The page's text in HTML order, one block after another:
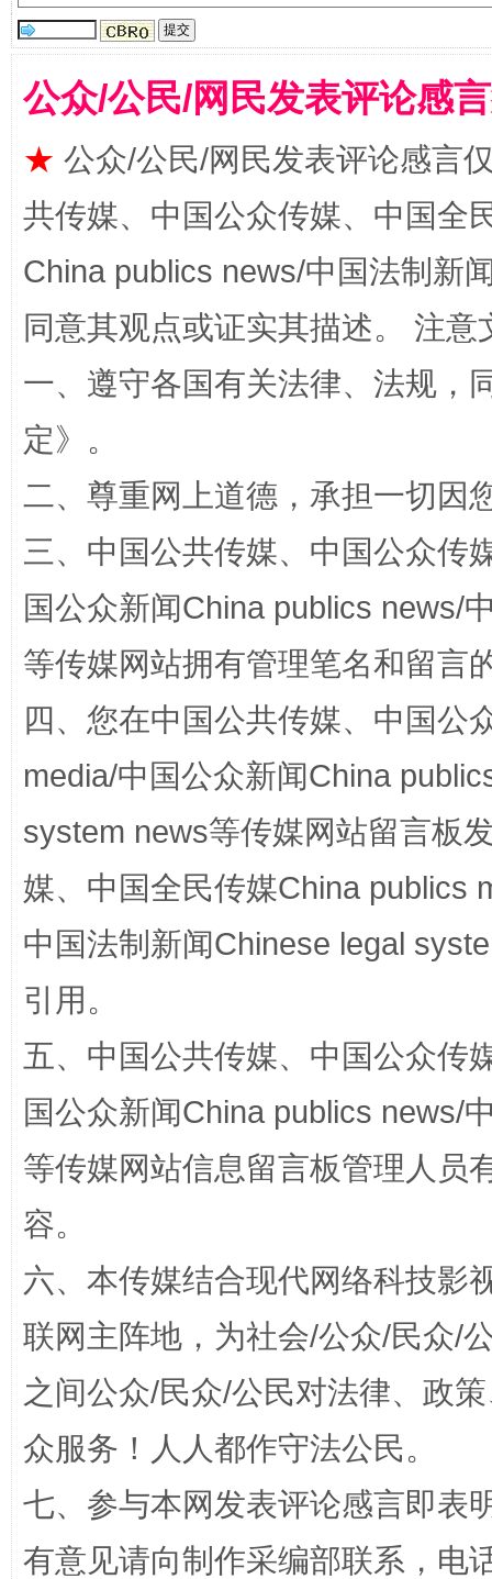
规模
国家大学科技园优化重塑工作
扯下公款旅游的“隐身衣” 如何以
“蜀中异人”王建安的艺术幻境
公众/公民/网民发表评论感
★ 公众/公民/网民发表评论感言
共传媒、中国公众传媒、中国全
China publics news/中国法制新
同意其观点或证实其描述。 注
一、遵守各国有关法律、法规，
定》。
二、尊重网上道德，承担一切因
三、中国公共传媒、中国公众传
国公众新闻China publics news/
等传媒网站拥有管理笔名和留言
四、您在中国公共传媒、中国公
media/中国公众新闻China
system news等传媒网站留言板
媒、中国全民传媒China publics
中国法制新闻Chinese legal
引用。
五、中国公共传媒、中国公众传
国公众新闻China publics news/
等传媒网站信息留言板管理人员
容。
六、本传媒结合现代网络科技影
联网主阵地，为社会/公众/民众/
之间公众/民众/公民对法律、政
众服务！人人都作守法公民。
七、参与本网发表评论感言即表
有意见请向制作采编部联系，电